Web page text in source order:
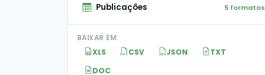
Publicações 5 formatos
BAIXAR EM:
XLS CSV JSON
TXT
DOC